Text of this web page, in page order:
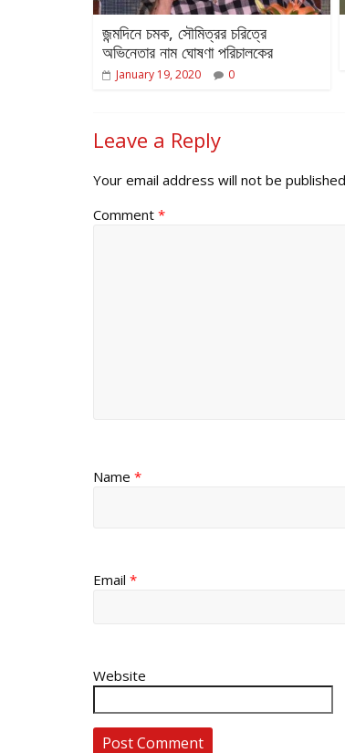
জন্মদিনে চমক, সৌমিত্রর চরিত্রে
অভিনেতার নাম ঘোষণা পরিচালকের
January 19, 2020 0
Leave a Reply
Your email address will not be
Comment *
Name *
Email *
Website